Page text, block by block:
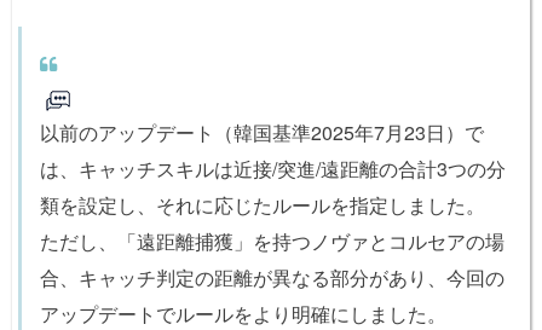
以前のアップデート（韓国基準2025年7月23日）で
は、キャッチスキルは近接/突進/遠距離の合計3つの分
類を設定し、それに応じたルールを指定しました。
ただし、「遠距離捕獲」を持つノヴァとコルセアの場
合、キャッチ判定の距離が異なる部分があり、今回の
アップデートでルールをより明確にしました。